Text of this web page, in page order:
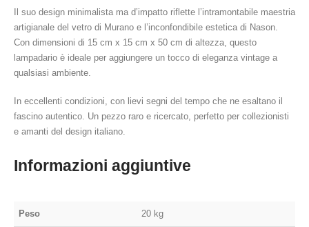
Il suo design minimalista ma d’impatto riflette l’intramontabile maestria
artigianale del vetro di Murano e l’inconfondibile estetica di Nason.
Con dimensioni di 15 cm x 15 cm x 50 cm di altezza, questo
lampadario è ideale per aggiungere un tocco di eleganza vintage a
qualsiasi ambiente.
In eccellenti condizioni, con lievi segni del tempo che ne esaltano il
fascino autentico. Un pezzo raro e ricercato, perfetto per collezionisti
e amanti del design italiano.
Informazioni aggiuntive
Peso 20 kg